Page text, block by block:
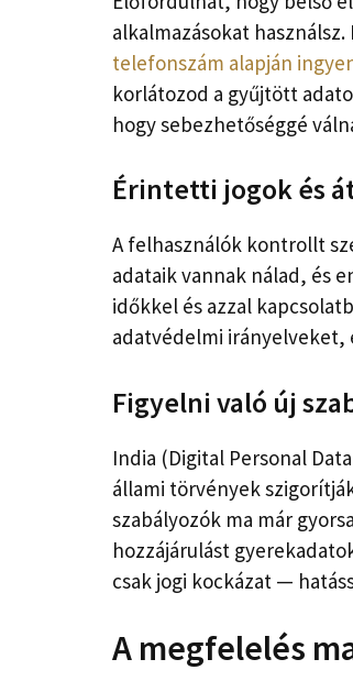
alkalmazásokat
telefonszám alapján
korlátozod a gyűjtött
hogy sebezhetőséggé
Érintetti jogok és
A felhasználók kontrollt
adataik vannak nálad, és
időkkel és azzal
adatvédelmi irányelveket,
Figyelni való új
India (Digital Personal
állami törvények
szabályozók ma már
hozzájárulást
csak jogi kockázat —
A megfelelés